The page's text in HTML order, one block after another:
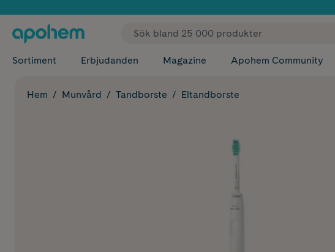
✓ Fri frakt
Sortiment Erbjudanden Magazine Apohem Community
Hem Munvård Tandborste Eltandborste